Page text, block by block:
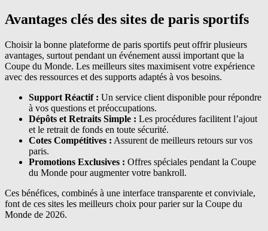
Avantages clés des sites de paris sportifs
Choisir la bonne plateforme de paris sportifs peut offrir plusieurs
avantages, surtout pendant un événement aussi important que la
Coupe du Monde. Les meilleurs sites maximisent votre expérience
avec des ressources et des supports adaptés à vos besoins.
Support Réactif : Un service client disponible pour répondre
à vos questions et préoccupations.
Dépôts et Retraits Simple : Les procédures facilitent l’ajout
et le retrait de fonds en toute sécurité.
Cotes Compétitives : Assurent de meilleurs retours sur vos
paris.
Promotions Exclusives : Offres spéciales pendant la Coupe
du Monde pour augmenter votre bankroll.
Ces bénéfices, combinés à une interface transparente et conviviale,
font de ces sites les meilleurs choix pour parier sur la Coupe du
Monde de 2026.